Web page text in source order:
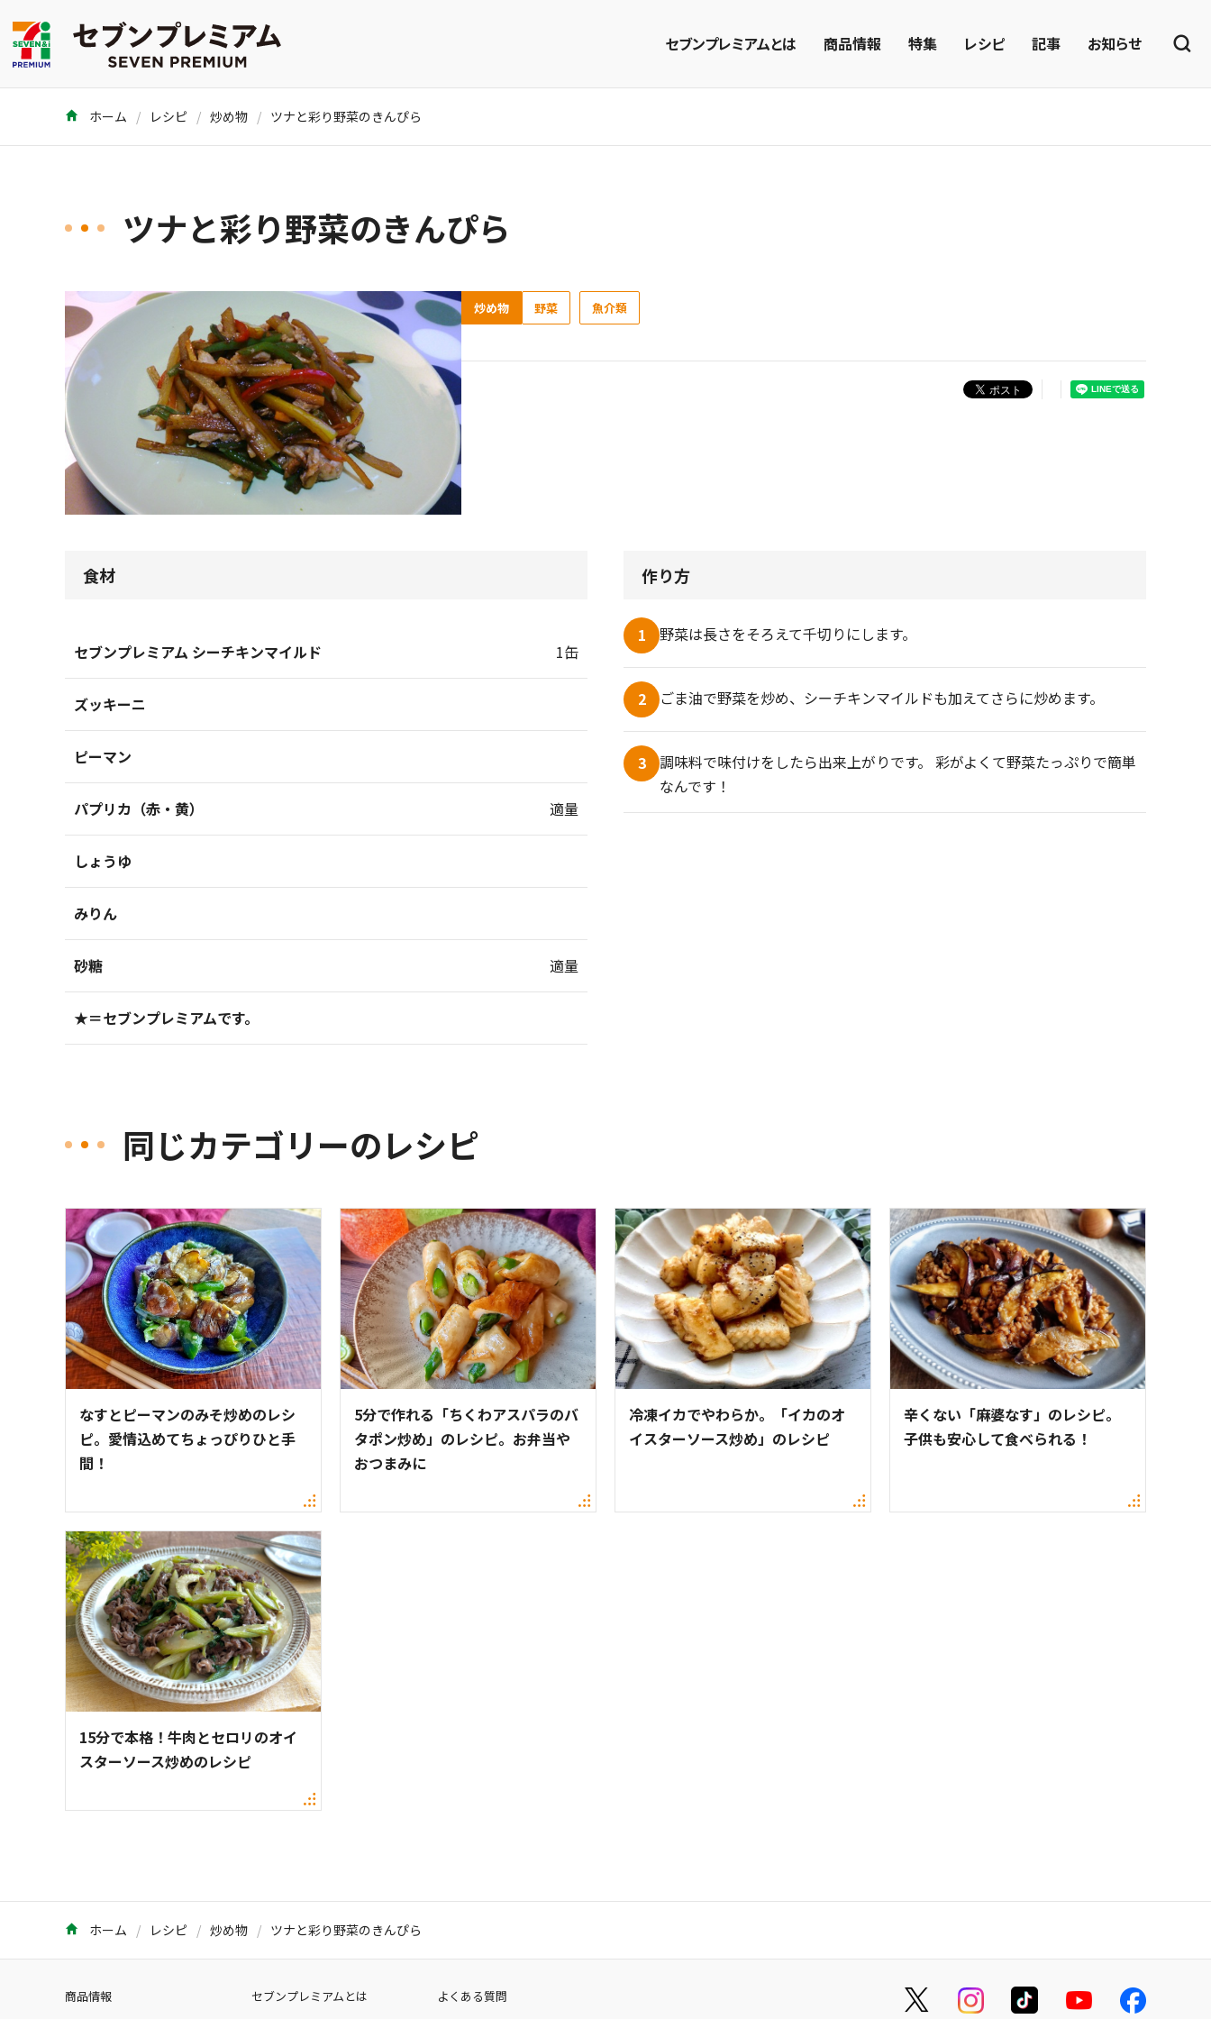
セブンプレミアムとは 商品情報 特集 レシピ 記事 お知らせ
ホーム レシピ 炒め物 ツナと彩り野菜のきんぴら
ツナと彩り野菜のきんぴら
炒め物 野菜 魚介類
食材
セブンプレミアム シーチキンマイルド 1缶
ズッキーニ
ピーマン
パプリカ（赤・黄） 適量
しょうゆ
みりん
砂糖 適量
★＝セブンプレミアムです。
作り方
1 野菜は長さをそろえて千切りにします。
2 ごま油で野菜を炒め、シーチキンマイルドも加えてさらに炒めます。
3
調味料で味付けをしたら出来上がりです。 彩がよくて野菜たっぷりで簡単
なんです！
同じカテゴリーのレシピ
なすとピーマンのみそ炒めのレシ
ピ。愛情込めてちょっぴりひと手
間！
5分で作れる「ちくわアスパラのバ
タポン炒め」のレシピ。お弁当や
おつまみに
冷凍イカでやわらか。「イカのオ
イスターソース炒め」のレシピ
辛くない「麻婆なす」のレシピ。
子供も安心して食べられる！
15分で本格！牛肉とセロリのオイ
スターソース炒めのレシピ
ホーム レシピ 炒め物 ツナと彩り野菜のきんぴら
商品情報 セブンプレミアムとは
よくある質問